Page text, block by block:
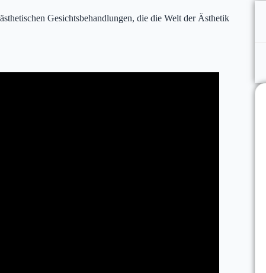
Gesichtsbehandlungen, die die Welt der Ästhetik